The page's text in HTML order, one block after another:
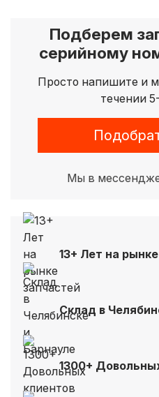
Подберем
серийному
Просто напишите и
течении
Мы в
13+ Лет на
Склад в
1300+